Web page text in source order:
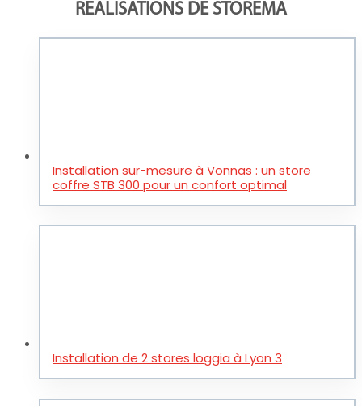
REALISATIONS DE STOREMA
Installation sur-mesure à Vonnas : un store
coffre STB 300 pour un confort optimal
Installation de 2 stores loggia à Lyon 3